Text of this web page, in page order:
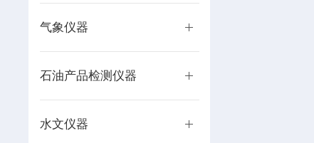
气象仪器
石油产品检测仪器
水文仪器